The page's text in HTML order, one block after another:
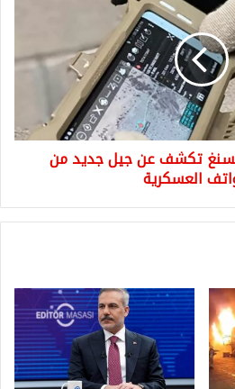
تكشف عن جيل جديد من
العسكرية